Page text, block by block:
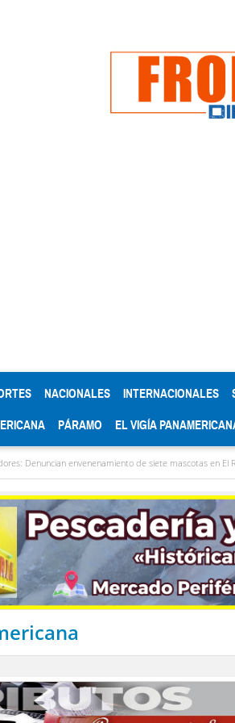
NACIONALES INTERNACIONALES
PÁRAMO EL VIGÍA
de siete mascotas en El Rincón de La Laguna